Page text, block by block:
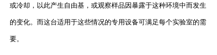
或冷却，以此产生自由基，或观察样品因暴露于这种环境中而发生
的变化。而这台适用于这些情况的专用设备可满足每个实验室的需
要。